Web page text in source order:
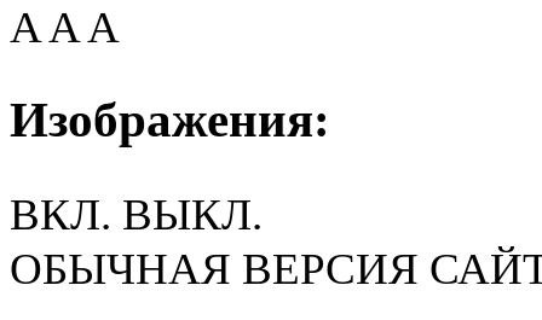
AAA
Изображения:
ВКЛ. ВЫКЛ.
ОБЫЧНАЯ ВЕРСИЯ